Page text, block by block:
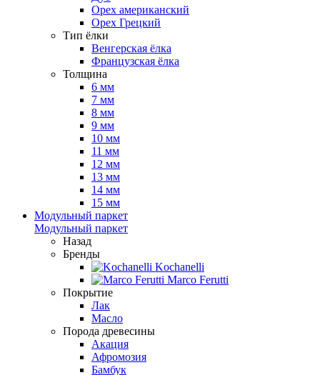
Орех американский
Орех Грецкий
Тип ёлки
Венгерская ёлка
Французская ёлка
Толщина
6 мм
7 мм
8 мм
9 мм
10 мм
11 мм
12 мм
13 мм
14 мм
15 мм
Модульный паркет
Модульный паркет
Назад
Бренды
Kochanelli
Marco Ferutti
Покрытие
Лак
Масло
Порода древесины
Акация
Афромозия
Бамбук